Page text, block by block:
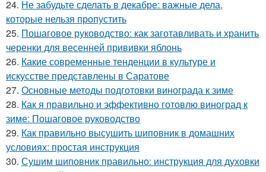
24. Не забудьте сделать в декабре: важные дела,
которые нельзя пропустить
25. Пошаговое руководство: как заготавливать и хранить
черенки для весенней прививки яблонь
26. Какие современные тенденции в культуре и
искусстве представлены в Саратове
27. Основные методы подготовки винограда к зиме
28. Как я правильно и эффективно готовлю виноград к
зиме: Пошаговое руководство
29. Как правильно высушить шиповник в домашних
условиях: простая инструкция
30. Сушим шиповник правильно: инструкция для духовки